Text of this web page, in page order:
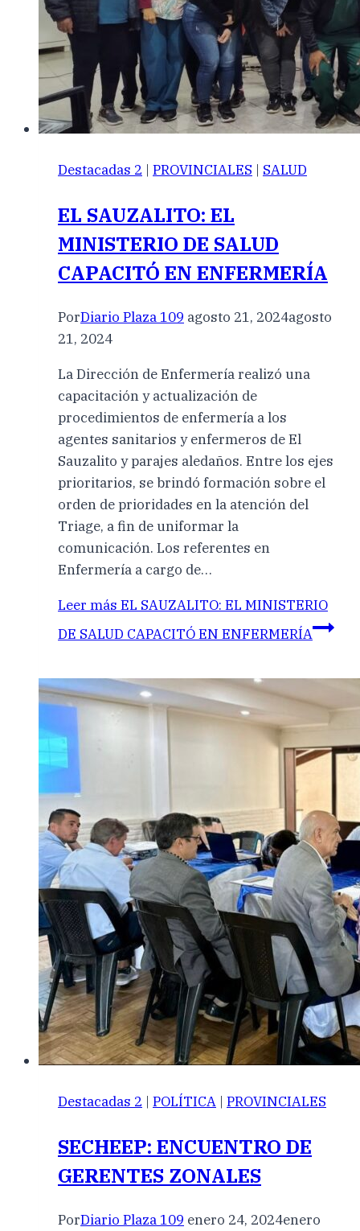
Destacadas 2 | PROVINCIALES | SALUD
EL SAUZALITO: EL
MINISTERIO DE SALUD
CAPACITÓ EN ENFERMERÍA
PorDiario Plaza 109 agosto 21, 2024agosto
21, 2024
La Dirección de Enfermería realizó una
capacitación y actualización de
procedimientos de enfermería a los
agentes sanitarios y enfermeros de El
Sauzalito y parajes aledaños. Entre los ejes
prioritarios, se brindó formación sobre el
orden de prioridades en la atención del
Triage, a fin de uniformar la
comunicación. Los referentes en
Enfermería a cargo de…
Leer más EL SAUZALITO: EL MINISTERIO
DE SALUD CAPACITÓ EN ENFERMERÍA
Destacadas 2 | POLÍTICA | PROVINCIALES
SECHEEP: ENCUENTRO DE
GERENTES ZONALES
PorDiario Plaza 109 enero 24, 2024enero